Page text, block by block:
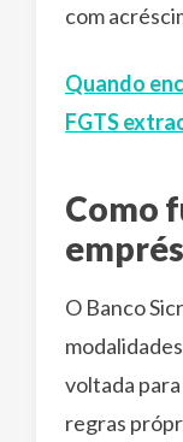
com
Quando
FGTS
Como
O Banco
voltada
regras